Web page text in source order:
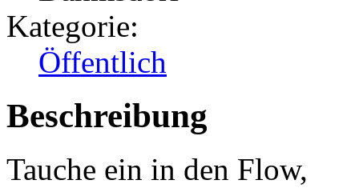
Kategorie:
Öffentlich
Beschreibung
Tauche ein in den Flow,